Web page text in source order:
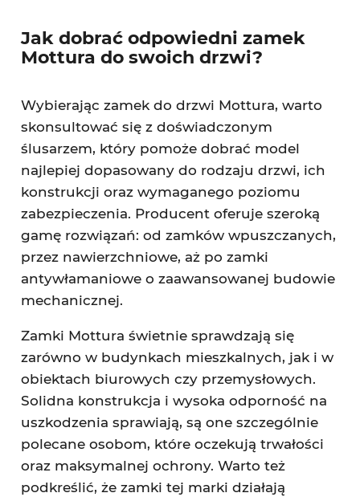
Jak dobrać odpowiedni zamek
Mottura do swoich drzwi?
Wybierając zamek do drzwi Mottura, warto
skonsultować się z doświadczonym
ślusarzem, który pomoże dobrać model
najlepiej dopasowany do rodzaju drzwi, ich
konstrukcji oraz wymaganego poziomu
zabezpieczenia. Producent oferuje szeroką
gamę rozwiązań: od zamków wpuszczanych,
przez nawierzchniowe, aż po zamki
antywłamaniowe o zaawansowanej budowie
mechanicznej.
Zamki Mottura świetnie sprawdzają się
zarówno w budynkach mieszkalnych, jak i w
obiektach biurowych czy przemysłowych.
Solidna konstrukcja i wysoka odporność na
uszkodzenia sprawiają, są one szczególnie
polecane osobom, które oczekują trwałości
oraz maksymalnej ochrony. Warto też
podkreślić, że zamki tej marki działają